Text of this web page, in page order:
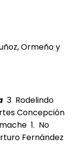
Ormeño y
3 Rodelindo
Concepción
1. No
Fernández